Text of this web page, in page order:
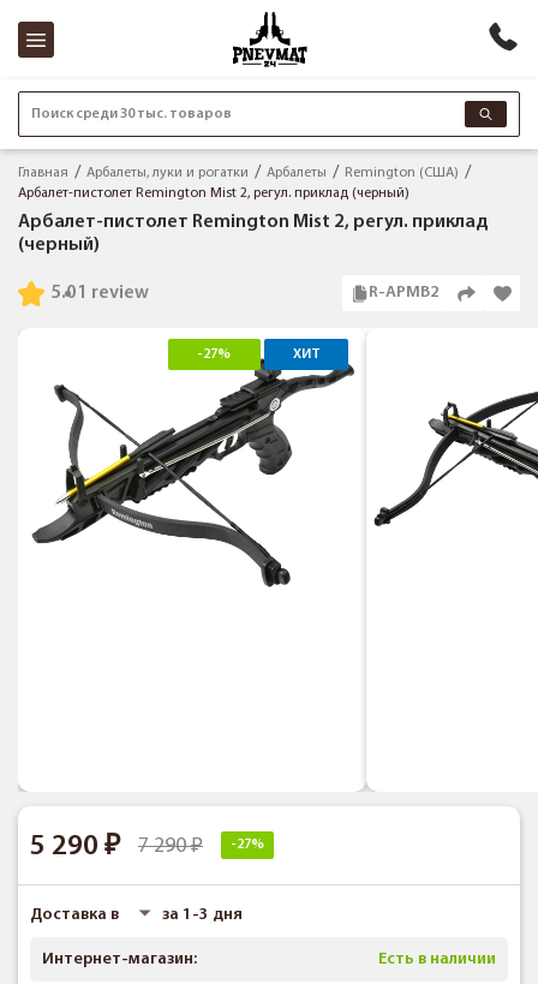
Поиск среди 30 тыс. товаров
Главная Арбалеты, луки и рогатки Арбалеты
Remington (США)
Арбалет-пистолет Remington Mist 2, регул. приклад (черный)
Арбалет-пистолет Remington Mist 2, регул. приклад
(черный)
1 review
5.0 R-APMB2
-27% ХИТ
5 290 7 290 -27%
Доставка в за 1-3 дня
Интернет-магазин: Есть в наличии